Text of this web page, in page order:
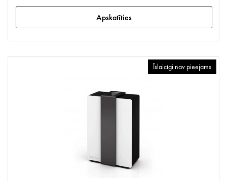
Apskatīties
Īslaicīgi nav pieejams